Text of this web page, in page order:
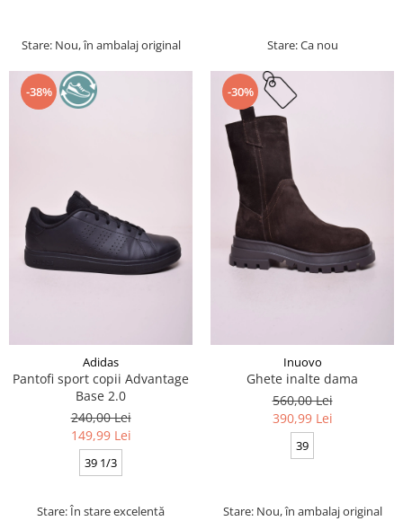
Stare: Nou, în ambalaj original Stare: Ca nou
-38%
Adidas
Pantofi sport copii Advantage
Base 2.0
240,00 Lei
149,99 Lei
39 1/3
Stare: În stare excelentă
-30%
Inuovo
Ghete inalte dama
560,00 Lei
390,99 Lei
39
Stare: Nou, în ambalaj original